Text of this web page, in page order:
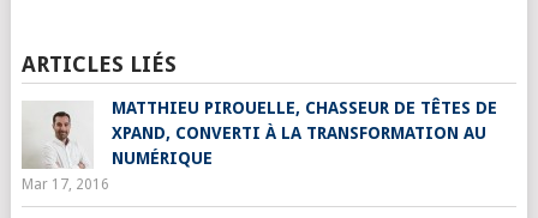
ARTICLES LIÉS
MATTHIEU PIROUELLE, CHASSEUR DE TÊTES DE
XPAND, CONVERTI À LA TRANSFORMATION AU
NUMÉRIQUE
Mar 17, 2016